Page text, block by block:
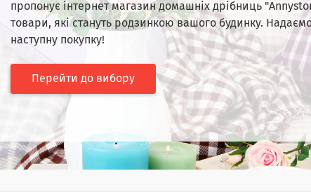
пропонує інтернет магазин домашніх дрібниць
товари, які стануть родзинкою вашого будинку.
наступну покупку!
Перейти до вибору